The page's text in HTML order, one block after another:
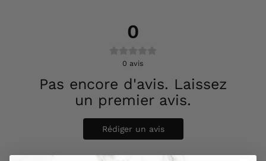
0
0 avis
Pas encore d'avis. Laissez
un premier avis.
Rédiger un avis